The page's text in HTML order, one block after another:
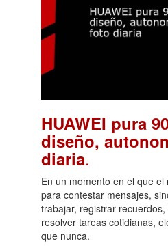
HUAWEI pura
diseño,
diaria.
En un momento en el que el
para contestar mensajes,
trabajar, registrar
resolver tareas cotidianas,
que nunca.